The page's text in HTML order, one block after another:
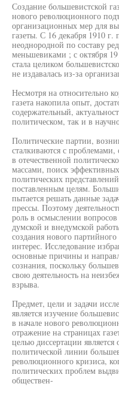
Создание большевистской
нового революционного
организационных мер для
газеты. С 16 декабря 1910
неоднородной по составу
меньшевиками ; с октября
стала целиком
не издавалась из-за
Несмотря на относительно
газета накопила опыт,
содержательный,
политическом, так и в
Политические партии,
сталкиваются с
в отечественной
массами, поиск
политических
поставленным целям.
пытается решать данные
прессы. Поэтому
роль в осмыслении вопросов
думской и внедумской
создания нового партийного
интерес. Исследование
основные причины и
сознания, поскольку
свою деятельность на
взрыва.
Предмет, цели и задачи
является изучение
в начале нового
отражение на страницах
целью диссертации является
политической линии
революционного кризиса,
политических проблем
обществен-